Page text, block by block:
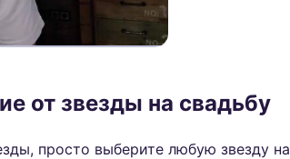
от звезды на свадьбу
просто выберите любую звезду на